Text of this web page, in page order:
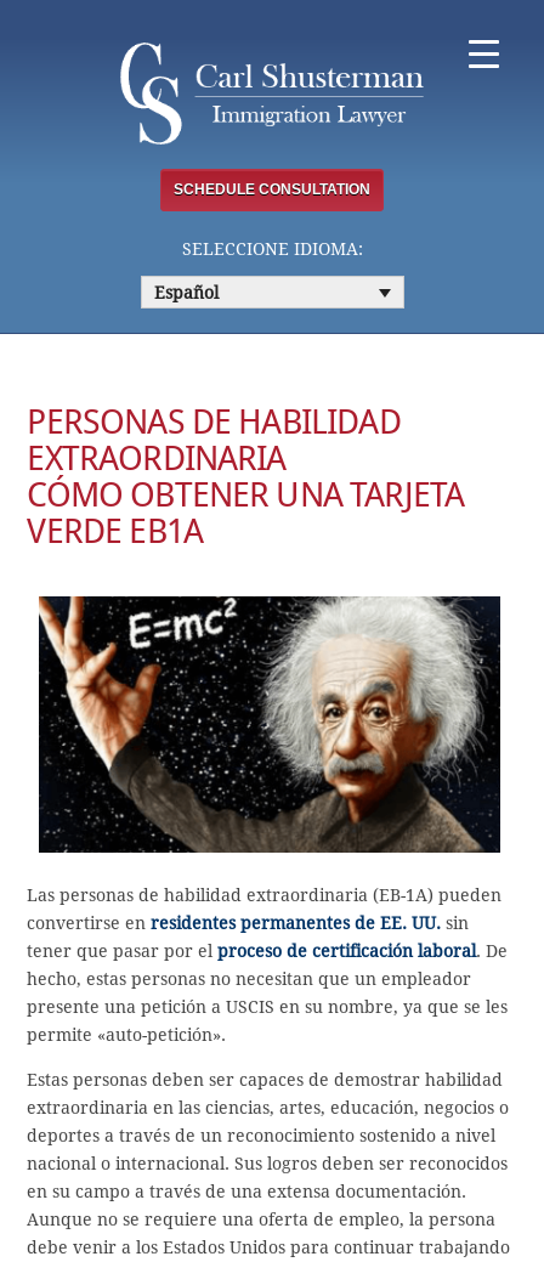
SCHEDULE CONSULTATION
SELECCIONE IDIOMA:
Español
PERSONAS DE HABILIDAD
EXTRAORDINARIA
CÓMO OBTENER UNA TARJETA
VERDE EB1A
Las personas de habilidad extraordinaria (EB-1A) pueden
convertirse enresidentes permanentes de EE. UU. sin
tener que pasar por elproceso de certificación laboral. De
hecho, estas personas no necesitan que un empleador
presente una petición a USCIS en su nombre, ya que se les
permite «auto-petición».
Estas personas deben ser capaces de demostrar habilidad
extraordinaria en las ciencias, artes, educación, negocios o
deportes a través de un reconocimiento sostenido a nivel
nacional o internacional. Sus logros deben ser reconocidos
en su campo a través de una extensa documentación.
Aunque no se requiere una oferta de empleo, la persona
debe venir a los Estados Unidos para continuar trabajando